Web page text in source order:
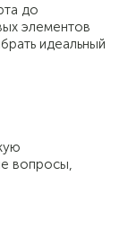
до
элементов
идеальный
вопросы,